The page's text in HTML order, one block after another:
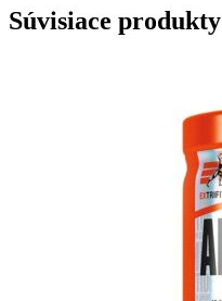
Súvisiace produkty